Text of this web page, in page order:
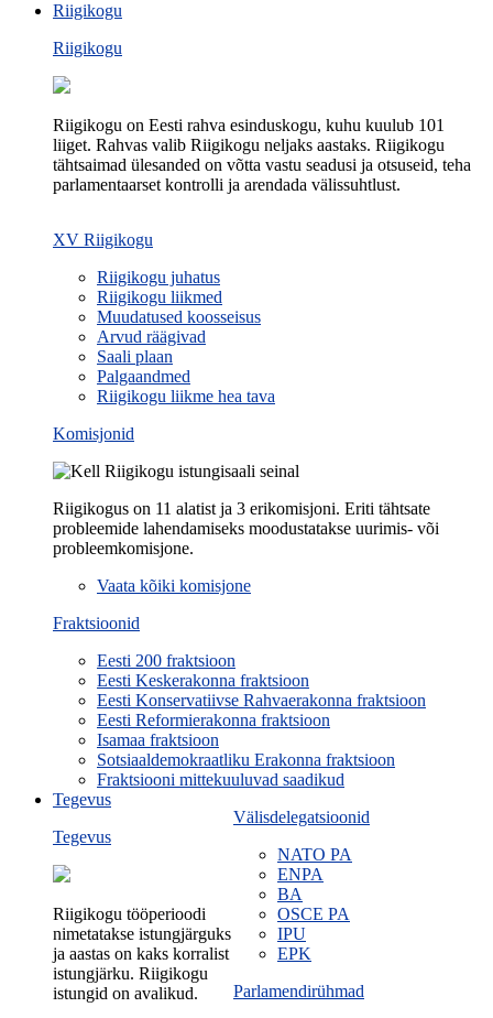
Riigikogu
Riigikogu
Riigikogu on Eesti rahva esinduskogu, kuhu kuulub 101
liiget. Rahvas valib Riigikogu neljaks aastaks. Riigikogu
tähtsaimad ülesanded on võtta vastu seadusi ja otsuseid, teha
parlamentaarset kontrolli ja arendada välissuhtlust.
XV Riigikogu
Riigikogu juhatus
Riigikogu liikmed
Muudatused koosseisus
Arvud räägivad
Saali plaan
Palgaandmed
Riigikogu liikme hea tava
Komisjonid
Riigikogus on 11 alatist ja 3 erikomisjoni. Eriti tähtsate
probleemide lahendamiseks moodustatakse uurimis- või
probleemkomisjone.
Vaata kõiki komisjone
Fraktsioonid
Eesti 200 fraktsioon
Eesti Keskerakonna fraktsioon
Eesti Konservatiivse Rahvaerakonna fraktsioon
Eesti Reformierakonna fraktsioon
Isamaa fraktsioon
Sotsiaaldemokraatliku Erakonna fraktsioon
Fraktsiooni mittekuuluvad saadikud
Välisdelegatsioonid
NATO PA
ENPA
BA
OSCE PA
IPU
EPK
Parlamendirühmad
Tegevus
Tegevus
Riigikogu tööperioodi
nimetatakse istungjärguks
ja aastas on kaks korralist
istungjärku. Riigikogu
istungid on avalikud.